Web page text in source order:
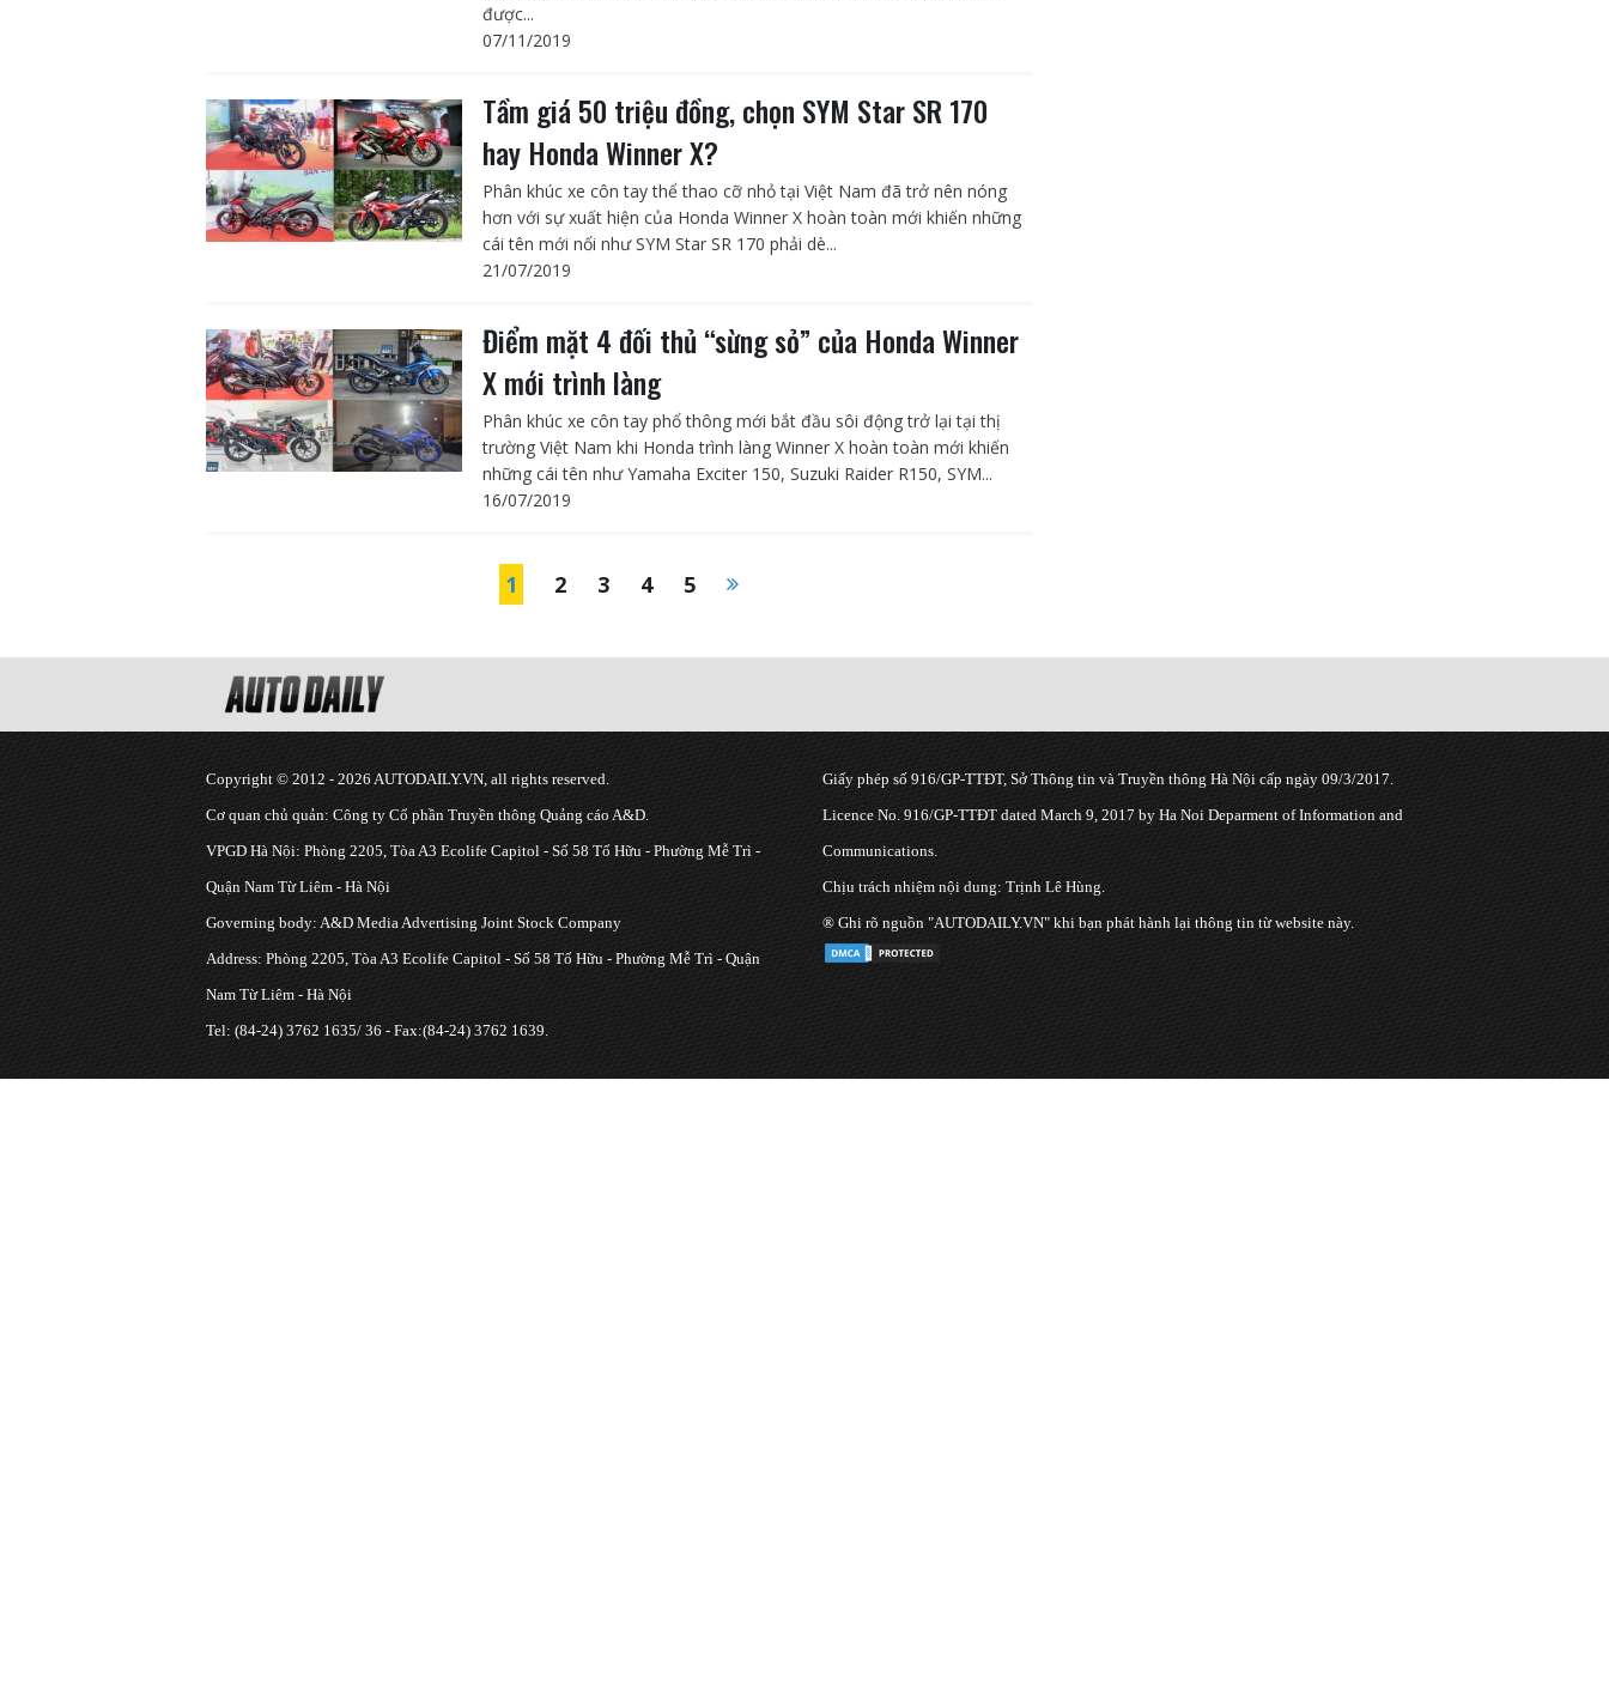
được...
07/11/2019
Tầm giá 50 triệu đồng, chọn SYM Star SR 170
hay Honda Winner X?
Phân khúc xe côn tay thể thao cỡ nhỏ tại Việt Nam đã trở nên nóng
hơn với sự xuất hiện của Honda Winner X hoàn toàn mới khiến những
cái tên mới nổi như SYM Star SR 170 phải dè...
21/07/2019
Điểm mặt 4 đối thủ “sừng sỏ” của Honda Winner
X mới trình làng
Phân khúc xe côn tay phổ thông mới bắt đầu sôi động trở lại tại thị
trường Việt Nam khi Honda trình làng Winner X hoàn toàn mới khiến
những cái tên như Yamaha Exciter 150, Suzuki Raider R150, SYM...
16/07/2019
1 2 3 4 5
Copyright © 2012 - 2026 AUTODAILY.VN, all rights reserved.
Cơ quan chủ quản: Công ty Cổ phần Truyền thông Quảng cáo A&D.
VPGD Hà Nội: Phòng 2205, Tòa A3 Ecolife Capitol - Số 58 Tố Hữu - Phường Mễ Trì -
Quận Nam Từ Liêm - Hà Nội
Governing body: A&D Media Advertising Joint Stock Company
Address: Phòng 2205, Tòa A3 Ecolife Capitol - Số 58 Tố Hữu - Phường Mễ Trì - Quận
Nam Từ Liêm - Hà Nội
Tel: (84-24) 3762 1635/ 36 - Fax:(84-24) 3762 1639.
Giấy phép số 916/GP-TTĐT, Sở Thông tin và Truyền thông Hà Nội cấp ngày 09/3/2017.
Licence No. 916/GP-TTĐT dated March 9, 2017 by Ha Noi Deparment of Information and
Communications.
Chịu trách nhiệm nội dung: Trịnh Lê Hùng.
® Ghi rõ nguồn "AUTODAILY.VN" khi bạn phát hành lại thông tin từ website này.